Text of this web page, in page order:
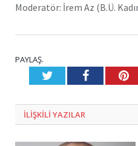
Moderatör: İrem Az (B.Ü.
PAYLAŞ.
TwitterFacebook
ILIŞKILI YAZILAR